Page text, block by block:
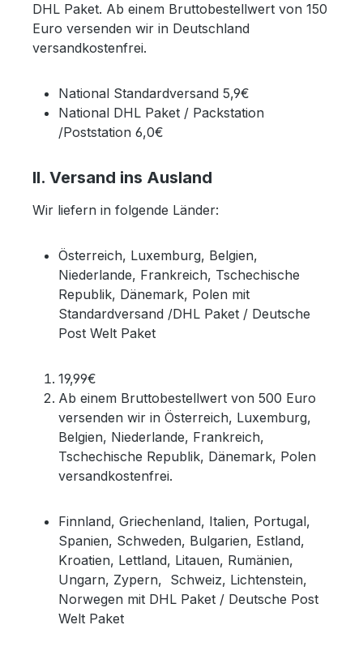
DHL Paket. Ab einem Bruttobestellwert von 150
Euro versenden wir in Deutschland
versandkostenfrei.
National Standardversand 5,9€
National DHL Paket / Packstation
/Poststation 6,0€
II. Versand ins Ausland
Wir liefern in folgende Länder:
Österreich, Luxemburg, Belgien,
Niederlande, Frankreich, Tschechische
Republik, Dänemark, Polen mit
Standardversand /DHL Paket / Deutsche
Post Welt Paket
19,99€
Ab einem Bruttobestellwert von 500 Euro
versenden wir in Österreich, Luxemburg,
Belgien, Niederlande, Frankreich,
Tschechische Republik, Dänemark, Polen
versandkostenfrei.
Finnland, Griechenland, Italien, Portugal,
Spanien, Schweden, Bulgarien, Estland,
Kroatien, Lettland, Litauen, Rumänien,
Ungarn, Zypern, Schweiz, Lichtenstein,
Norwegen mit DHL Paket / Deutsche Post
Welt Paket